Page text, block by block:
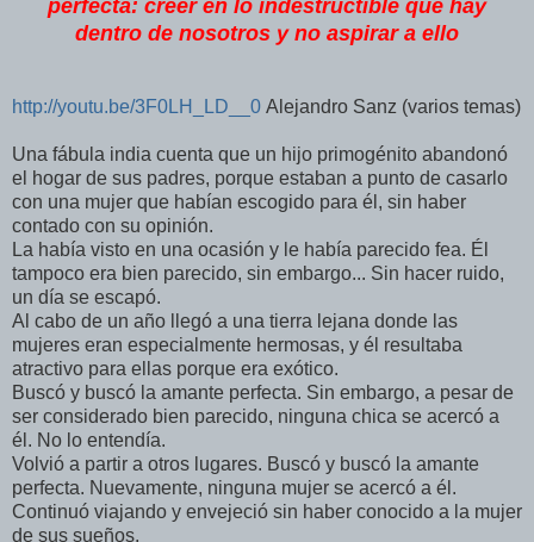
perfecta: creer en lo indestructible que hay
dentro de nosotros y no aspirar a ello
http://youtu.be/3F0LH_LD__0 Alejandro Sanz (varios temas)
Una fábula india cuenta que un hijo primogénito abandonó
el hogar de sus padres, porque estaban a punto de casarlo
con una mujer que habían escogido para él, sin haber
contado con su opinión.
La había visto en una ocasión y le había parecido fea. Él
tampoco era bien parecido, sin embargo... Sin hacer ruido,
un día se escapó.
Al cabo de un año llegó a una tierra lejana donde las
mujeres eran especialmente hermosas, y él resultaba
atractivo para ellas porque era exótico.
Buscó y buscó la amante perfecta. Sin embargo, a pesar de
ser considerado bien parecido, ninguna chica se acercó a
él. No lo entendía.
Volvió a partir a otros lugares. Buscó y buscó la amante
perfecta. Nuevamente, ninguna mujer se acercó a él.
Continuó viajando y envejeció sin haber conocido a la mujer
de sus sueños.